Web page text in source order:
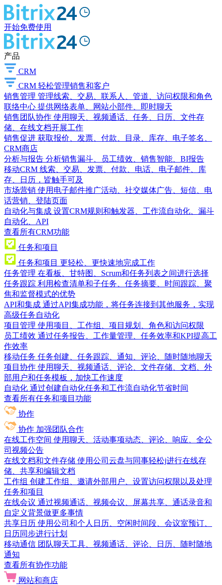
开始免费使用
产品
CRM
CRM 轻松管理销售和客户
销售管理 管理线索、交易、联系人、管道、访问权限和角色
联络中心 提供网络表单、网站小部件、即时聊天
销售团队协作 使用聊天、视频通话、任务、日历、文件存
储、在线文档开展工作
销售促进 获取报价、发票、付款、目录、库存、电子签名、
CRM商店
分析与报告 分析销售漏斗、员工绩效、销售智能、BI报告
移动CRM 线索、交易、发票、付款、电话、电子邮件、库
存、日历，皆触手可及
市场营销 使用电子邮件推广活动、社交媒体广告、短信、电
话营销、登陆页面
自动化与集成 设置CRM规则和触发器、工作流自动化、漏斗
自动化、API
查看所有CRM功能
任务和项目
任务和项目 更轻松、更快速地完成工作
任务管理 在看板、甘特图、Scrum和任务列表之间进行选择
任务跟踪 利用检查清单和子任务、任务摘要、时间跟踪、聚
焦和监督模式的优势
API和集成 通过API集成功能，将任务连接到其他服务，实现
高级任务自动化
项目管理 使用项目、工作组、项目规划、角色和访问权限
员工绩效 通过任务报告、工作量管理、任务效率和KPI提高工
作效率
移动任务 任务创建、任务跟踪、通知、评论、随时随地聊天
项目协作 使用聊天、视频通话、评论、文件存储、文档、外
部用户和任务模板，加快工作速度
自动化 通过创建自动化任务和工作流自动化节省时间
查看所有任务和项目功能
协作
协作 加强团队合作
在线工作空间 使用聊天、活动事项动态、评论、响应、全公
司视频公告
在线文档和文件存储 使用公司云盘与同事轻松j进行在线存
储、共享和编辑文档
工作组 创建工作组、邀请外部用户、设置访问权限以及处理
任务和项目
在线会议 通过视频通话、视频会议、屏幕共享、通话录音和
自定义背景做更多事情
共享日历 使用公司和个人日历、空闲时间段、会议室预订、
日历同步进行计划
移动通信 团队聊天工具、视频通话、评论、日历、随时随地
通知
查看所有协作功能
网站和商店